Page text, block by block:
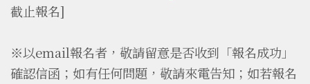
截止報名]
※以email報名者，敬請留意是否收到「報名成功」
確認信函；如有任何問題，敬請來電告知；如若報名